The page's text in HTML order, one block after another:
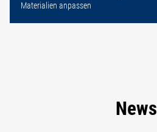
Materialien anpassen
News